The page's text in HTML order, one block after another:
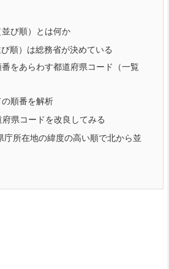
び順）とは何か
順）は総務省が決めている
をあらわす都道府県コード（一覧
順番を解析
府県コードを改良してみる
庁所在地の緯度の高い順で北から並